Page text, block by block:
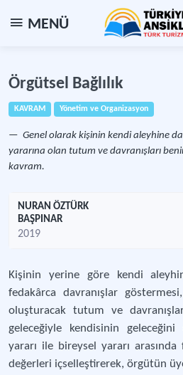
MENÜ
Örgütsel Bağlılık
KAVRAM Yönetim ve Organizasyon
Genel olarak kişinin kendi aleyhine
yararına olan tutum ve davranışları
kavram.
NURAN ÖZTÜRK
BAŞPINAR
2019
Kişinin yerine göre kendi
fedakârca davranışlar
oluşturacak tutum ve
geleceğiyle kendisinin
yararı ile bireysel yararı
değerleri içselleştirerek, örgütün